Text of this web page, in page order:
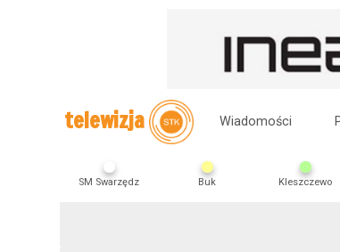
telewizja Wiadomości
SM Swarzędz Buk Kleszczewo